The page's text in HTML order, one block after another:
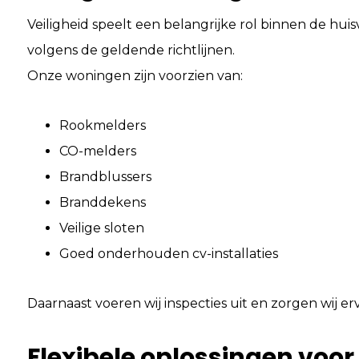
e
Veiligheid speelt een belangrijke rol binnen de
volgens de geldende richtlijnen.
Onze woningen zijn voorzien van:
Rookmelders
CO-melders
Brandblussers
Branddekens
Veilige sloten
Goed onderhouden cv-installaties
Daarnaast voeren wij inspecties uit en zorgen wij